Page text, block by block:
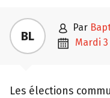
BL  par
 mardi
Les élections